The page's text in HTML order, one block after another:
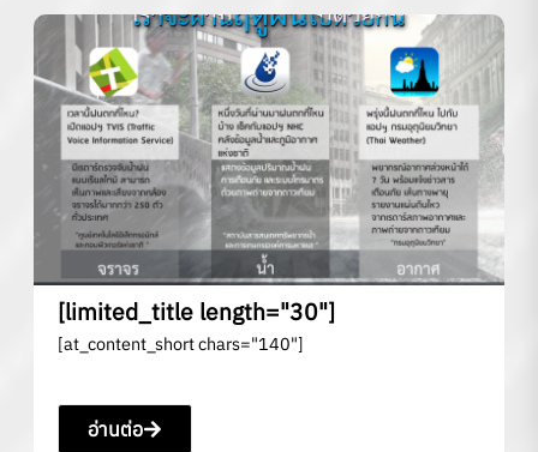
[limited_title length="30"]
[at_content_short chars="140"]
อ่านต่อ